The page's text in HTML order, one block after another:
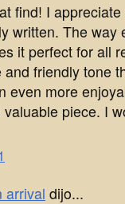
find! I
written. The way
it perfect for all
friendly tone
even more
piece. I
arrival dijo...